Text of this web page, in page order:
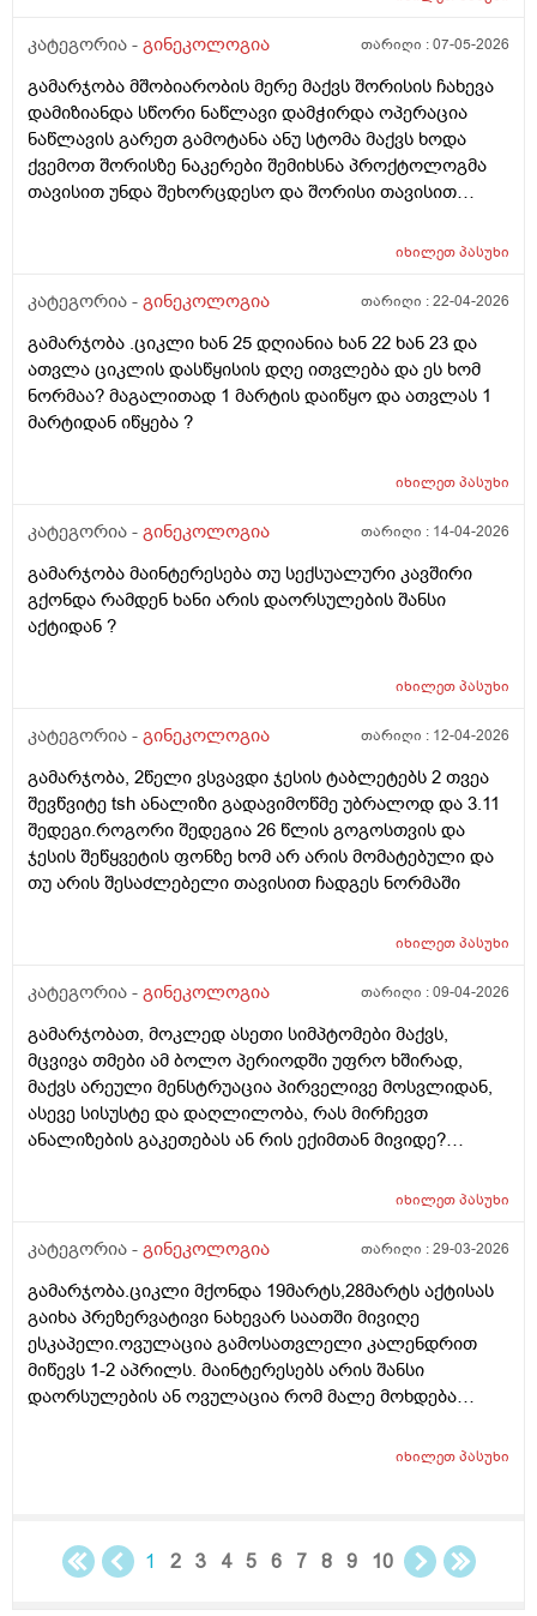
კატეგორია - გინეკოლოგია თარიღი :07-05-2026
გამარჯობა მშობიარობის მერე მაქვს შორისის ჩახევა
დამიზიანდა სწორი ნაწლავი დამჭირდა ოპერაცია
ნაწლავის გარეთ გამოტანა ანუ სტომა მაქვს ხოდა
ქვემოთ შორისზე ნაკერები შემიხსნა პროქტოლოგმა
თავისით უნდა შეხორცდესო და შორისი თავისით
იხილეთპასუხი
კატეგორია - გინეკოლოგია თარიღი :22-04-2026
გამარჯობა .ციკლი ხან 25 დღიანია ხან 22 ხან 23 და
ათვლა ციკლის დასწყისის დღე ითვლება და ეს ხომ
ნორმაა? მაგალითად 1 მარტის დაიწყო და ათვლას 1
მარტიდან იწყება ?
იხილეთპასუხი
კატეგორია - გინეკოლოგია თარიღი : 14-04-2026
გამარჯობა მაინტერესება თუ სექსუალური კავშირი
გქონდა რამდენ ხანი არის დაორსულების შანსი
აქტიდან ?
იხილეთპასუხი
კატეგორია - გინეკოლოგია თარიღი : 12-04-2026
გამარჯობა, 2წელი ვსვავდი ჯესის ტაბლეტებს 2 თვეა
შევწვიტე tsh ანალიზი გადავიმოწმე უბრალოდ და 3.11
შედეგი.როგორი შედეგია 26 წლის გოგოსთვის და
ჯესის შეწყვეტის ფონზე ხომ არ არის მომატებული და
თუ არის შესაძლებელი თავისით ჩადგეს ნორმაში
იხილეთპასუხი
კატეგორია - გინეკოლოგია თარიღი :09-04-2026
გამარჯობათ, მოკლედ ასეთი სიმპტომები მაქვს,
მცვივა თმები ამ ბოლო პერიოდში უფრო ხშირად,
მაქვს არეული მენსტრუაცია პირველივე მოსვლიდან,
ასევე სისუსტე და დაღლილობა, რას მირჩევთ
ანალიზების გაკეთებას ან რის ექიმთან მივიდე?
იხილეთპასუხი
კატეგორია - გინეკოლოგია თარიღი :29-03-2026
გამარჯობა.ციკლი მქონდა 19მარტს,28მარტს აქტისას
გაიხა პრეზერვატივი ნახევარ საათში მივიღე
ესკაპელი.ოვულაცია გამოსათვლელი კალენდრით
მიწევს 1-2 აპრილს. მაინტერესებს არის შანსი
დაორსულების ან ოვულაცია რომ მალე მოხდება
კვებაზე მყავს ბავშვი ხშირდ ვერ ვთავაზობ და იქნებ
იხილეთპასუხი
1 2 3 4 5 6 7 8 9 10